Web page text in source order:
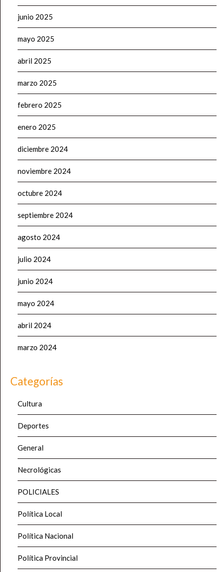
junio 2025
mayo 2025
abril 2025
marzo 2025
febrero 2025
enero 2025
diciembre 2024
noviembre 2024
octubre 2024
septiembre 2024
agosto 2024
julio 2024
junio 2024
mayo 2024
abril 2024
marzo 2024
Categorías
Cultura
Deportes
General
Necrológicas
POLICIALES
Política Local
Política Nacional
Política Provincial